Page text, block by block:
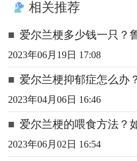
相关推荐
■ 爱尔兰梗多少钱一只？
2023年06月19日 17:08
■ 爱尔兰梗抑郁症怎么办
2023年04月06日 16:46
■ 爱尔兰梗的喂食方法？
2023年06月02日 16:54